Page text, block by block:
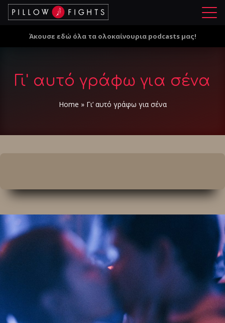
Μ
ο
Άκουσε εδώ όλα τα ολοκαίνουρια podcasts μας!
Γι' αυτό γράφω για σένα
Home » Γι’ αυτό γράφω για σένα